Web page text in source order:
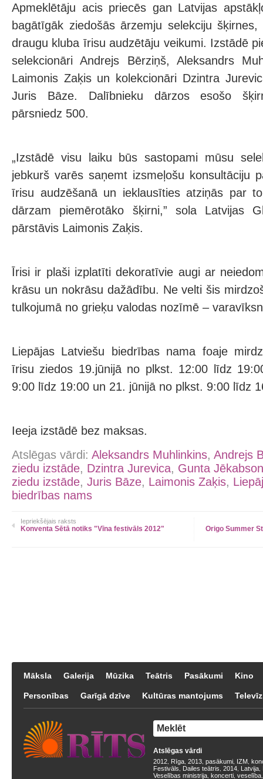
Apmeklētāju acis priecēs gan Latvijas
bagātīgāk ziedošās ārzemju selekciju
draugu kluba īrisu audzētāju veikumi. Izstādē
selekcionāri Andrejs Bērziņš, Aleksandrs
Laimonis Zaķis un kolekcionāri Dzintra
Juris Bāze. Dalībnieku dārzos esošo
pārsniedz 500.
„Izstādē visu laiku būs sastopami mūsu
jebkurš varēs saņemt izsmeļošu konsultāciju
īrisu audzēšanā un ieklausīties atziņās par
dārzam piemērotāko šķirni,” sola Latvijas
pārstāvis Laimonis Zaķis.
Īrisi ir plaši izplatīti dekoratīvie augi ar
krāsu un nokrāsu dažādību. Ne velti šis
tulkojumā no grieķu valodas nozīmē –
Liepājas Latviešu biedrības nama foaje
īrisu ziedos 19.jūnijā no plkst. 12:00 līdz
9:00 līdz 19:00 un 21. jūnijā no plkst. 9:00 līdz
Ieeja izstādē bez maksas.
Atslēgas vārdi: Aleksandrs Muhlinkins, Andrejs
ziedu izstāde, Dzintra Jurevica, Gunta
ziedu izstāde, Juris Bāze, Laimonis Zaķis,
biedrības nams
Iepriekšējais raksts
Konventa Sētā notiks "Vīna festivāls 2012" Origo Summer
Māksla Galerija Mūzika Teātris Pasākumi Kino
Personības Garīgā dzīve Kultūras mantojums
Atslēgas vārdi
2012 Rīga 2013 pasākumi IZM
Festivāls
Dailes teātris 2014 Latvija
Veselības ministrija koncerti veselība